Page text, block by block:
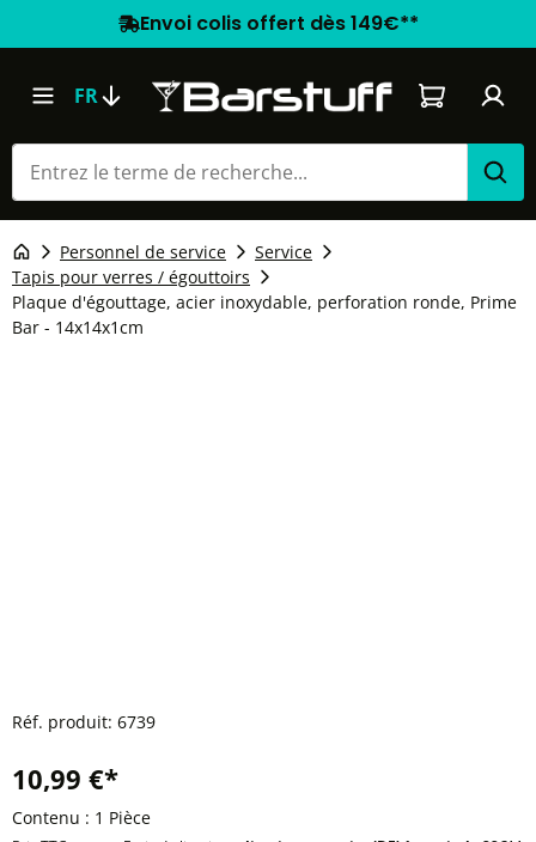
Envoi colis offert dès 149€**
FR Le panier
Personnel de service
Service
Tapis pour verres / égouttoirs
Plaque d'égouttage, acier inoxydable, perforation ronde, Prime
Bar - 14x14x1cm
Réf. produit: 6739
10,99 €*
Contenu : 1 Pièce